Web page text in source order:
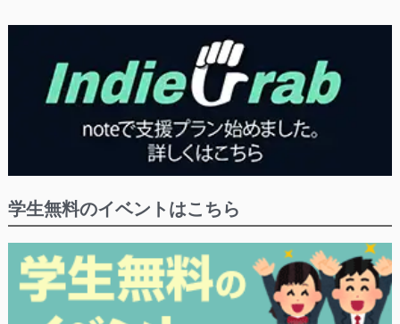
学生無料のイベントはこちら